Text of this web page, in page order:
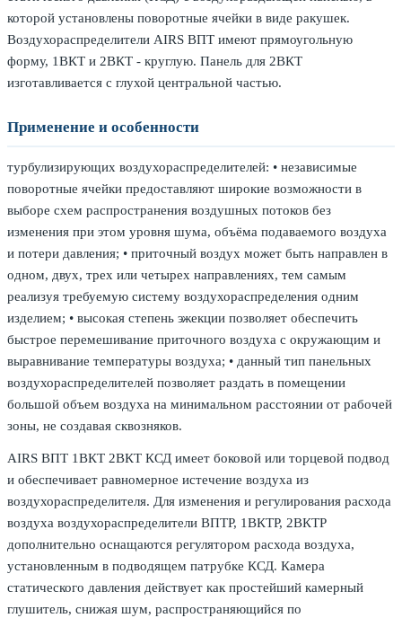
которой установлены поворотные ячейки в виде ракушек.
Воздухораспределители AIRS ВПТ имеют прямоугольную
форму, 1ВКТ и 2ВКТ - круглую. Панель для 2ВКТ
изготавливается с глухой центральной частью.
Применение и особенности
турбулизирующих воздухораспределителей: • независимые
поворотные ячейки предоставляют широкие возможности в
выборе схем распространения воздушных потоков без
изменения при этом уровня шума, объёма подаваемого воздуха
и потери давления; • приточный воздух может быть направлен в
одном, двух, трех или четырех направлениях, тем самым
реализуя требуемую систему воздухораспределения одним
изделием; • высокая степень эжекции позволяет обеспечить
быстрое перемешивание приточного воздуха с окружающим и
выравнивание температуры воздуха; • данный тип панельных
воздухораспределителей позволяет раздать в помещении
большой объем воздуха на минимальном расстоянии от рабочей
зоны, не создавая сквозняков.
AIRS ВПТ 1ВКТ 2ВКТ КСД имеет боковой или торцевой подвод
и обеспечивает равномерное истечение воздуха из
воздухораспределителя. Для изменения и регулирования расхода
воздуха воздухораспределители ВПТР, 1ВКТР, 2ВКТР
дополнительно оснащаются регулятором расхода воздуха,
установленным в подводящем патрубке КСД. Камера
статического давления действует как простейший камерный
глушитель, снижая шум, распространяющийся по